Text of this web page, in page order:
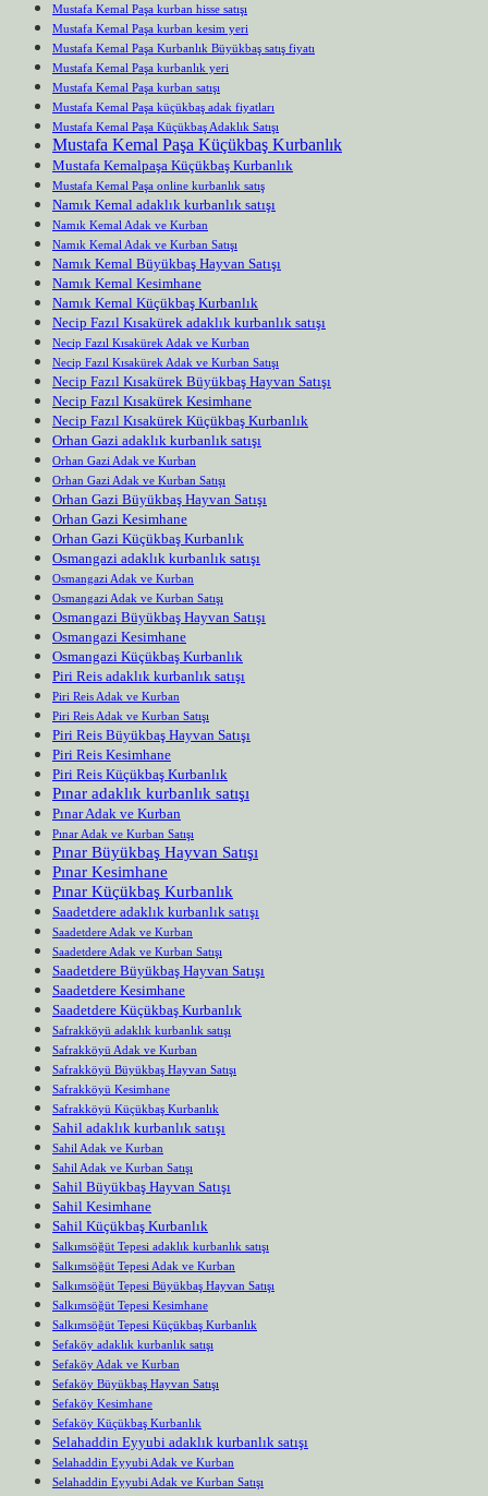
Mustafa Kemal Paşa kurban hisse satışı
Mustafa Kemal Paşa kurban kesim yeri
Mustafa Kemal Paşa Kurbanlık Büyükbaş satış fiyatı
Mustafa Kemal Paşa kurbanlık yeri
Mustafa Kemal Paşa kurban satışı
Mustafa Kemal Paşa küçükbaş adak fiyatları
Mustafa Kemal Paşa Küçükbaş Adaklık Satışı
Mustafa Kemal Paşa Küçükbaş Kurbanlık
Mustafa Kemalpaşa Küçükbaş Kurbanlık
Mustafa Kemal Paşa online kurbanlık satış
Namık Kemal adaklık kurbanlık satışı
Namık Kemal Adak ve Kurban
Namık Kemal Adak ve Kurban Satışı
Namık Kemal Büyükbaş Hayvan Satışı
Namık Kemal Kesimhane
Namık Kemal Küçükbaş Kurbanlık
Necip Fazıl Kısakürek adaklık kurbanlık satışı
Necip Fazıl Kısakürek Adak ve Kurban
Necip Fazıl Kısakürek Adak ve Kurban Satışı
Necip Fazıl Kısakürek Büyükbaş Hayvan Satışı
Necip Fazıl Kısakürek Kesimhane
Necip Fazıl Kısakürek Küçükbaş Kurbanlık
Orhan Gazi adaklık kurbanlık satışı
Orhan Gazi Adak ve Kurban
Orhan Gazi Adak ve Kurban Satışı
Orhan Gazi Büyükbaş Hayvan Satışı
Orhan Gazi Kesimhane
Orhan Gazi Küçükbaş Kurbanlık
Osmangazi adaklık kurbanlık satışı
Osmangazi Adak ve Kurban
Osmangazi Adak ve Kurban Satışı
Osmangazi Büyükbaş Hayvan Satışı
Osmangazi Kesimhane
Osmangazi Küçükbaş Kurbanlık
Piri Reis adaklık kurbanlık satışı
Piri Reis Adak ve Kurban
Piri Reis Adak ve Kurban Satışı
Piri Reis Büyükbaş Hayvan Satışı
Piri Reis Kesimhane
Piri Reis Küçükbaş Kurbanlık
Pınar adaklık kurbanlık satışı
Pınar Adak ve Kurban
Pınar Adak ve Kurban Satışı
Pınar Büyükbaş Hayvan Satışı
Pınar Kesimhane
Pınar Küçükbaş Kurbanlık
Saadetdere adaklık kurbanlık satışı
Saadetdere Adak ve Kurban
Saadetdere Adak ve Kurban Satışı
Saadetdere Büyükbaş Hayvan Satışı
Saadetdere Kesimhane
Saadetdere Küçükbaş Kurbanlık
Safrakköyü adaklık kurbanlık satışı
Safrakköyü Adak ve Kurban
Safrakköyü Büyükbaş Hayvan Satışı
Safrakköyü Kesimhane
Safrakköyü Küçükbaş Kurbanlık
Sahil adaklık kurbanlık satışı
Sahil Adak ve Kurban
Sahil Adak ve Kurban Satışı
Sahil Büyükbaş Hayvan Satışı
Sahil Kesimhane
Sahil Küçükbaş Kurbanlık
Salkımsöğüt Tepesi adaklık kurbanlık satışı
Salkımsöğüt Tepesi Adak ve Kurban
Salkımsöğüt Tepesi Büyükbaş Hayvan Satışı
Salkımsöğüt Tepesi Kesimhane
Salkımsöğüt Tepesi Küçükbaş Kurbanlık
Sefaköy adaklık kurbanlık satışı
Sefaköy Adak ve Kurban
Sefaköy Büyükbaş Hayvan Satışı
Sefaköy Kesimhane
Sefaköy Küçükbaş Kurbanlık
Selahaddin Eyyubi adaklık kurbanlık satışı
Selahaddin Eyyubi Adak ve Kurban
Selahaddin Eyyubi Adak ve Kurban Satışı